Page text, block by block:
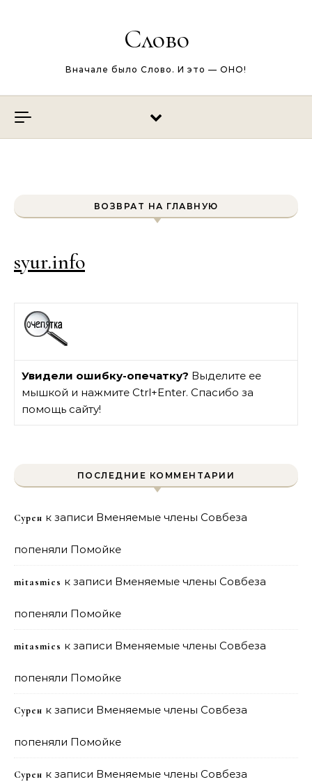
Слово
Вначале было Слово. И это — ОНО!
ВОЗВРАТ НА ГЛАВНУЮ
syur.info
Увидели ошибку-опечатку? Выделите ее
мышкой и нажмите Ctrl+Enter. Спасибо за
помощь сайту!
ПОСЛЕДНИЕ КОММЕНТАРИИ
Сурен к записи Вменяемые члены Совбеза
попеняли Помойке
mitasmies к записи Вменяемые члены Совбеза
попеняли Помойке
mitasmies к записи Вменяемые члены Совбеза
попеняли Помойке
Сурен к записи Вменяемые члены Совбеза
попеняли Помойке
Сурен к записи Вменяемые члены Совбеза